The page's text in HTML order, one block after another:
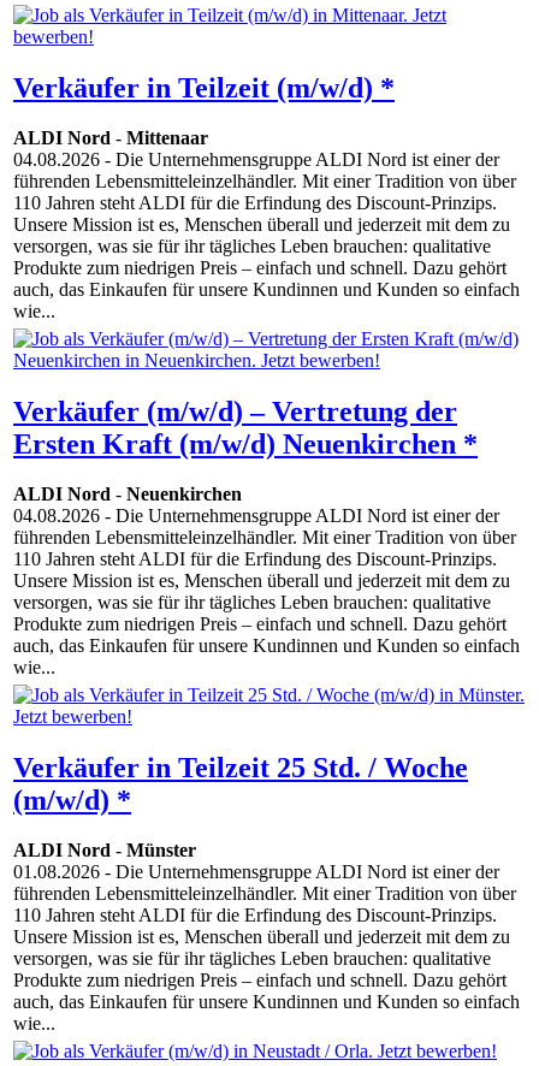
Verkäufer in Teilzeit (m/w/d) *
ALDI Nord - Mittenaar
04.08.2026 - Die Unternehmensgruppe ALDI Nord ist einer der
führenden Lebensmitteleinzelhändler. Mit einer Tradition von über
110 Jahren steht ALDI für die Erfindung des Discount-Prinzips.
Unsere Mission ist es, Menschen überall und jederzeit mit dem zu
versorgen, was sie für ihr tägliches Leben brauchen: qualitative
Produkte zum niedrigen Preis – einfach und schnell. Dazu gehört
auch, das Einkaufen für unsere Kundinnen und Kunden so einfach
wie...
Verkäufer (m/w/d) – Vertretung der
Ersten Kraft (m/w/d) Neuenkirchen *
ALDI Nord - Neuenkirchen
04.08.2026 - Die Unternehmensgruppe ALDI Nord ist einer der
führenden Lebensmitteleinzelhändler. Mit einer Tradition von über
110 Jahren steht ALDI für die Erfindung des Discount-Prinzips.
Unsere Mission ist es, Menschen überall und jederzeit mit dem zu
versorgen, was sie für ihr tägliches Leben brauchen: qualitative
Produkte zum niedrigen Preis – einfach und schnell. Dazu gehört
auch, das Einkaufen für unsere Kundinnen und Kunden so einfach
wie...
Verkäufer in Teilzeit 25 Std. / Woche
(m/w/d) *
ALDI Nord - Münster
01.08.2026 - Die Unternehmensgruppe ALDI Nord ist einer der
führenden Lebensmitteleinzelhändler. Mit einer Tradition von über
110 Jahren steht ALDI für die Erfindung des Discount-Prinzips.
Unsere Mission ist es, Menschen überall und jederzeit mit dem zu
versorgen, was sie für ihr tägliches Leben brauchen: qualitative
Produkte zum niedrigen Preis – einfach und schnell. Dazu gehört
auch, das Einkaufen für unsere Kundinnen und Kunden so einfach
wie...